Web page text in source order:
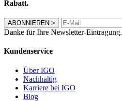
Rabatt.
ABONNIEREN >
Danke für Ihre Newsletter-Eintragung.
Kundenservice
Über IGO
Nachhaltig
Karriere bei IGO
Blog